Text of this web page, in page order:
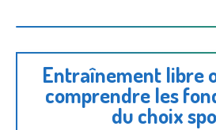
Entraînement libre
comprendre les
du choix